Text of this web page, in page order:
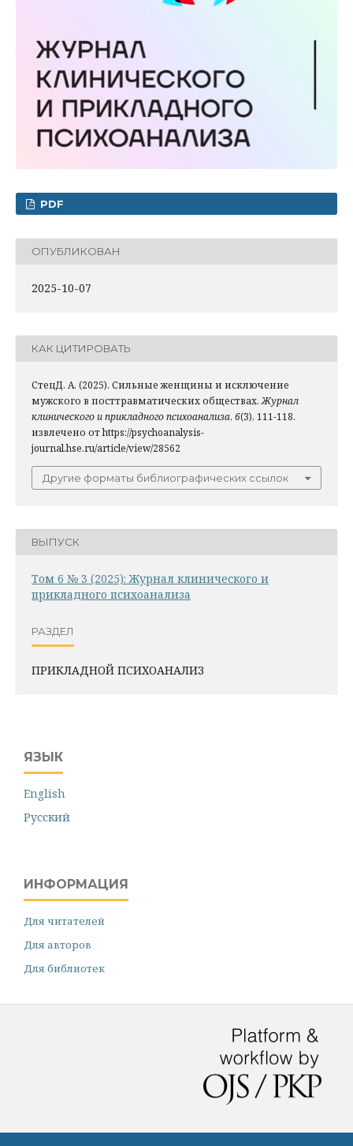
PDF
ОПУБЛИКОВАН
2025-10-07
КАК ЦИТИРОВАТЬ
СтецД. А. (2025). Сильные женщины и исключение
мужского в посттравматических обществах.Журнал
клинического и прикладного психоанализа, 6(3), 111-118.
извлечено от https://psychoanalysis-
journal.hse.ru/article/view/28562
Другие форматы библиографических ссылок
ВЫПУСК
Том 6 № 3 (2025): Журнал клинического и
прикладного психоанализа
РАЗДЕЛ
ПРИКЛАДНОЙ ПСИХОАНАЛИЗ
ЯЗЫК
English
Русский
ИНФОРМАЦИЯ
Для читателей
Для авторов
Для библиотек